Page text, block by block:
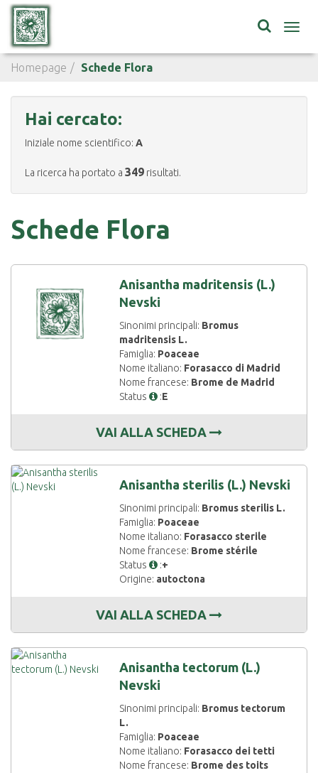
Homepage Schede Flora
Hai cercato:
Iniziale nome scientifico: A
La ricerca ha portato a 349 risultati.
Schede Flora
Anisantha madritensis (L.)
Nevski
Sinonimi principali: Bromus
madritensis L.
Famiglia: Poaceae
Nome italiano: Forasacco di Madrid
Nome francese: Brome de Madrid
Status
:E
VAI ALLA SCHEDA
Anisantha sterilis (L.) Nevski
Sinonimi principali: Bromus sterilis L.
Famiglia: Poaceae
Nome italiano: Forasacco sterile
Nome francese: Brome stérile
Status
:+
Origine: autoctona
VAI ALLA SCHEDA
Anisantha tectorum (L.)
Nevski
Sinonimi principali: Bromus tectorum
L.
Famiglia: Poaceae
Nome italiano: Forasacco dei tetti
Nome francese: Brome des toits